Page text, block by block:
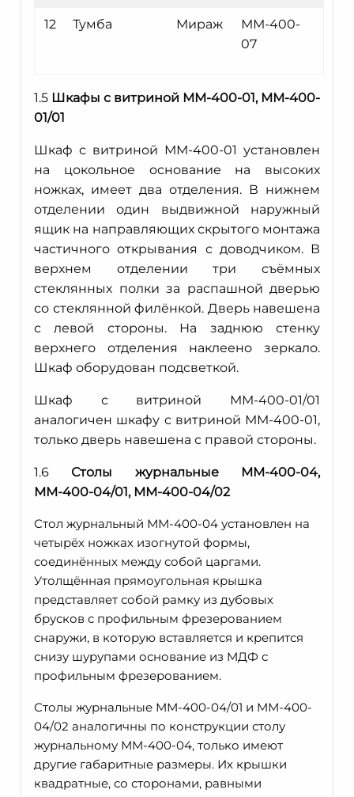
12 Тумба Мираж
ММ-400-
07
1.5 Шкафы с витриной ММ-400-01, ММ-400-
01/01
Шкаф с витриной ММ-400-01 установлен
на цокольное основание на высоких
ножках, имеет два отделения. В нижнем
отделении один выдвижной наружный
ящик на направляющих скрытого монтажа
частичного открывания с доводчиком. В
верхнем отделении три съёмных
стеклянных полки за распашной дверью
со стеклянной филёнкой. Дверь навешена
с левой стороны. На заднюю стенку
верхнего отделения наклеено зеркало.
Шкаф оборудован подсветкой.
Шкаф с витриной ММ-400-01/01
аналогичен шкафу с витриной ММ-400-01,
только дверь навешена с правой стороны.
1.6 Столы журнальные ММ-400-04,
ММ-400-04/01, ММ-400-04/02
Стол журнальный ММ-400-04 установлен на
четырёх ножках изогнутой формы,
соединённых между собой царгами.
Утолщённая прямоугольная крышка
представляет собой рамку из дубовых
брусков с профильным фрезерованием
снаружи, в которую вставляется и крепится
снизу шурупами основание из МДФ с
профильным фрезерованием.
Столы журнальные ММ-400-04/01 и ММ-400-
04/02 аналогичны по конструкции столу
журнальному ММ-400-04, только имеют
другие габаритные размеры. Их крышки
квадратные, со сторонами, равными